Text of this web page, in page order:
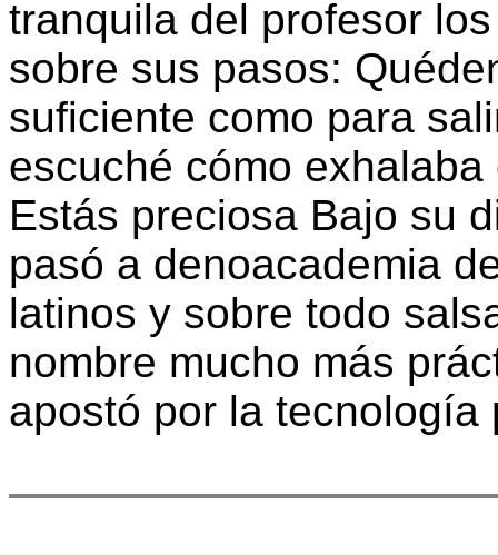
tranquila del profesor
sobre sus pasos:
suficiente como para
escuché cómo
Estás preciosa Bajo su
pasó a denoacademia
latinos y sobre todo
nombre mucho más
apostó por la tecnología